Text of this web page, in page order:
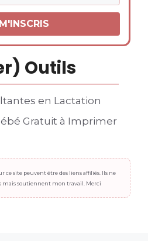
Outils
en Lactation
Gratuit à Imprimer
ce site peuvent être des liens affiliés. Ils ne
mais soutiennent mon travail. Merci